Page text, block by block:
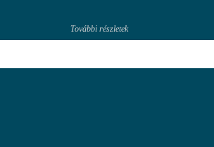
További részletek